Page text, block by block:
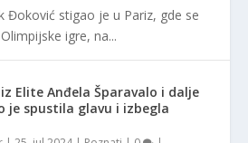
Đoković stigao je u Pariz, gde se
igre, na...
Elite Anđela Šparavalo i dalje
je spustila glavu i izbegla